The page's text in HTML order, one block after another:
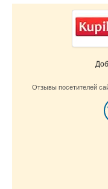
Отзывы посетителей